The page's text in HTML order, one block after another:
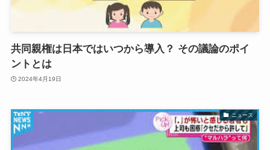
共同親権は日本ではいつから導入？ その議論のポイ
ントとは
2024年4月19日
ニュース